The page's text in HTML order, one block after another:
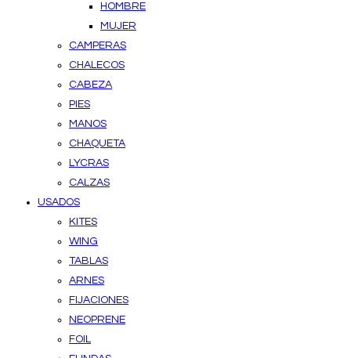
HOMBRE
MUJER
CAMPERAS
CHALECOS
CABEZA
PIES
MANOS
CHAQUETA
LYCRAS
CALZAS
USADOS
KITES
WING
TABLAS
ARNES
FIJACIONES
NEOPRENE
FOIL